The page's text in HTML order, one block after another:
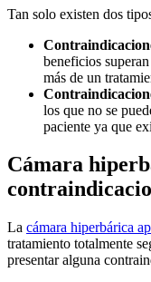
Tan solo existen dos
beneficios
más de un
los que no se
paciente ya que
Cámara
La cámara hiperbárica
tratamiento totalmente
presentar alguna